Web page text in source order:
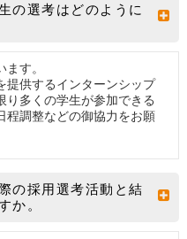
の選考はどのように
す。
提供するインターンシップ
り多くの学生が参加できる
程調整などの御協力をお願
の採用選考活動と結
か。